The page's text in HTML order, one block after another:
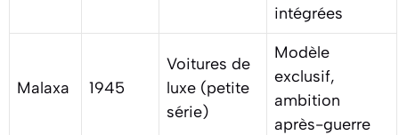
intégrées
Malaxa 1945
Voitures de
luxe (petite
série)
Modèle
exclusif,
ambition
après-guerre